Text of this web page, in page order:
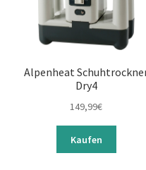
Alpenheat
Dry4
149,99€
Kaufen